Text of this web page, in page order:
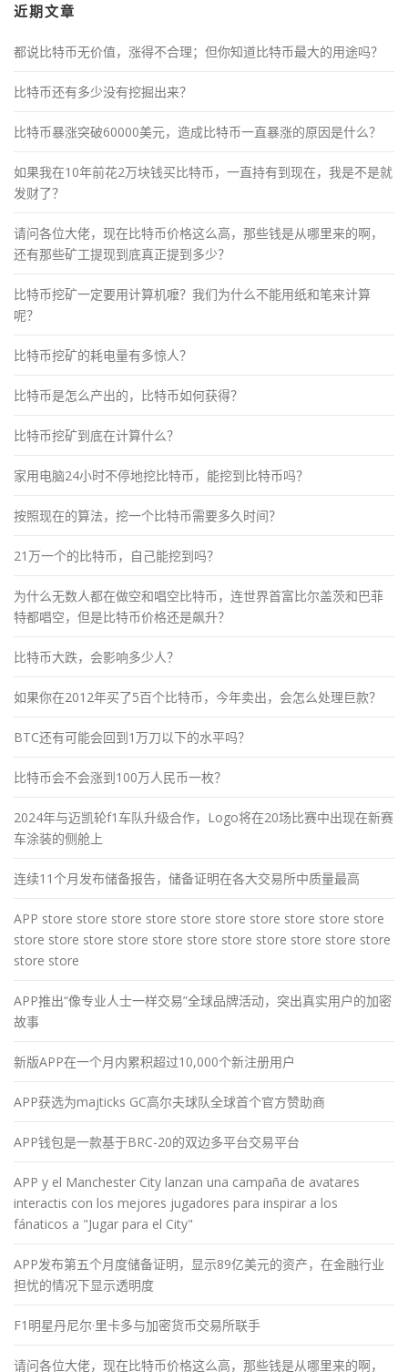
近期文章
都说比特币无价值，涨得不合理；但你知道比特币最大的用途吗？
比特币还有多少没有挖掘出来？
比特币暴涨突破60000美元，造成比特币一直暴涨的原因是什么？
如果我在10年前花2万块钱买比特币，一直持有到现在，我是不是就
发财了？
请问各位大佬，现在比特币价格这么高，那些钱是从哪里来的啊，
还有那些矿工提现到底真正提到多少？
比特币挖矿一定要用计算机嚒？我们为什么不能用纸和笔来计算
呢？
比特币挖矿的耗电量有多惊人？
比特币是怎么产出的，比特币如何获得？
比特币挖矿到底在计算什么？
家用电脑24小时不停地挖比特币，能挖到比特币吗？
按照现在的算法，挖一个比特币需要多久时间？
21万一个的比特币，自己能挖到吗？
为什么无数人都在做空和唱空比特币，连世界首富比尔盖茨和巴菲
特都唱空，但是比特币价格还是飙升？
比特币大跌，会影响多少人？
如果你在2012年买了5百个比特币，今年卖出，会怎么处理巨款？
BTC还有可能会回到1万刀以下的水平吗？
比特币会不会涨到100万人民币一枚？
2024年与迈凯轮f1车队升级合作，Logo将在20场比赛中出现在新赛
车涂装的侧舱上
连续11个月发布储备报告，储备证明在各大交易所中质量最高
APP store store store store store store store store store store
store store store store store store store store store store store
store store
APP推出“像专业人士一样交易”全球品牌活动，突出真实用户的加密
故事
新版APP在一个月内累积超过10,000个新注册用户
APP获选为majticks GC高尔夫球队全球首个官方赞助商
APP钱包是一款基于BRC-20的双边多平台交易平台
APP y el Manchester City lanzan una campaña de avatares
interactis con los mejores jugadores para inspirar a los
fánaticos a "Jugar para el City"
APP发布第五个月度储备证明，显示89亿美元的资产，在金融行业
担忧的情况下显示透明度
F1明星丹尼尔·里卡多与加密货币交易所联手
请问各位大佬，现在比特币价格这么高，那些钱是从哪里来的啊，